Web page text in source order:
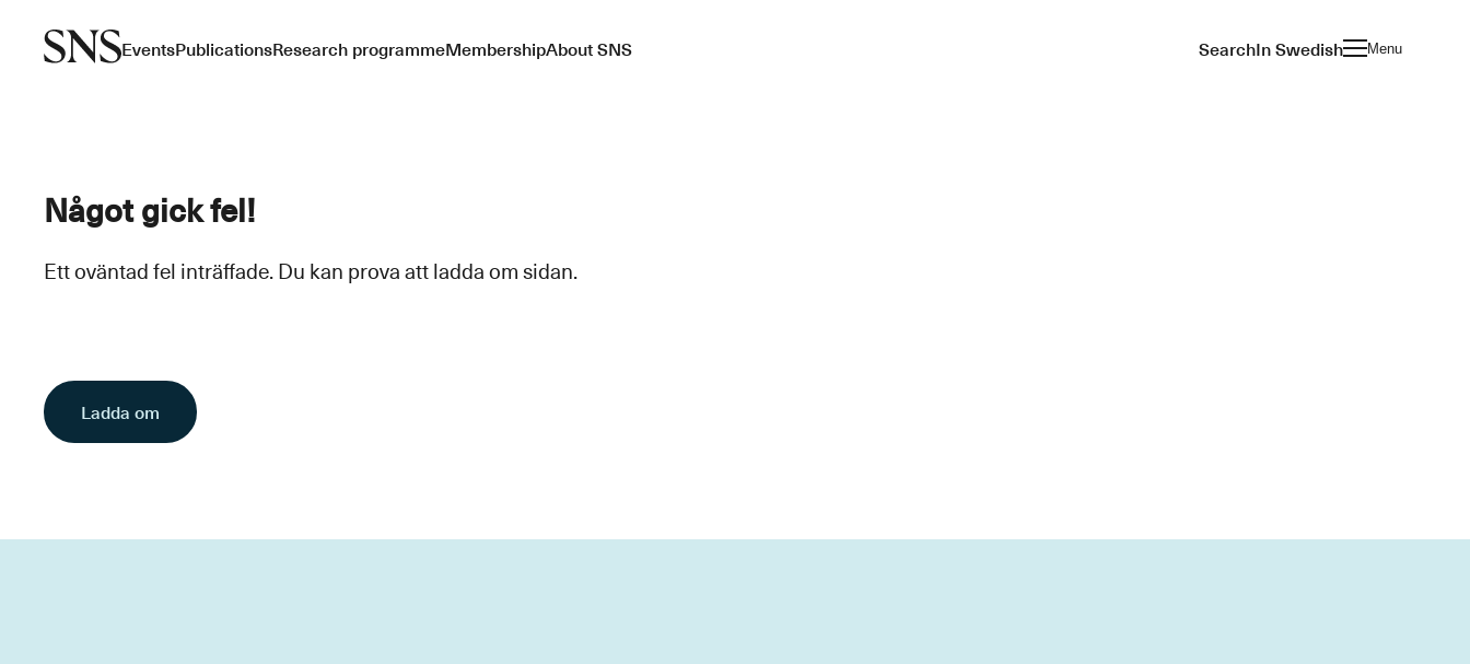
EventsPublicationsResearch programmeMembershipAbout SNS SearchIn Swedish Menu
Något gick fel!
Ett oväntad fel inträffade. Du kan prova att ladda om sidan.
Ladda om